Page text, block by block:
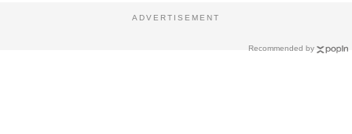
Recommended by
ADVERTISEMENT